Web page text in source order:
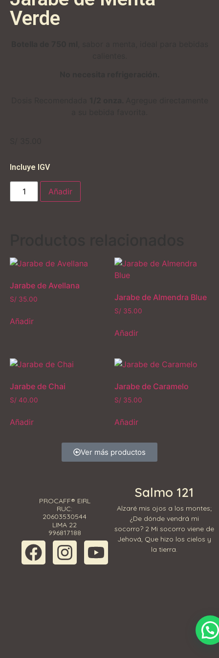
Verde
Incluye IGV
Añadir
Jarabe de Avellana
S/ 35.00
Añadir
Jarabe de Almendra Blue
S/ 35.00
Añadir
Jarabe de Chai
S/ 40.00
Añadir
Jarabe de Caramelo
S/ 35.00
Añadir
Ver más productos
PROCAFF® EIRL
RUC:
20603530544
LIMA 22
996817188
Salmo 121
Alzaré mis ojos a los montes;
¿De dónde vendrá mi
socorro? 2 Mi socorro viene de
Jehová, Que hizo los cielos y
la tierra.